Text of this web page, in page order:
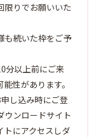
限りでお願いいた
も続いた枠をご予
分以上前にご来
性があります。
し込み時にご登
ウンロードサイト
トにアクセスしダ